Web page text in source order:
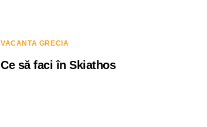
VACANTA GRECIA
Ce să faci în Skiathos